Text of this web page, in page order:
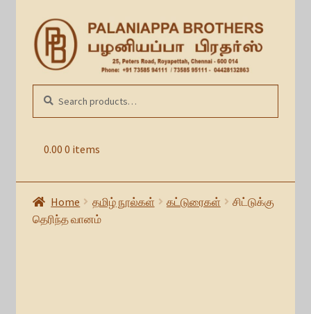
Skip
to
navigation
Skip
to
content
0.00 0 items
for:
Home தமிழ் நூல்கள் கட்டுரைகள்
சிட்டுக்கு
தெரிந்த வானம்